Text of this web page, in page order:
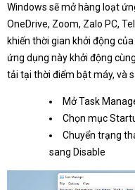
Windows sẽ mở hàng loạt
OneDrive, Zoom, Zalo PC,
khiến thời gian khởi động
ứng dụng này khởi động
tải tại thời điểm bật máy, và
Mở Task
Chọn mục
Chuyển trạng
sang Disable